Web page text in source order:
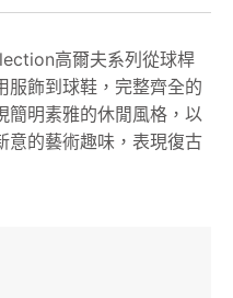
高爾夫系列從球桿
服飾到球鞋，完整齊全的
簡明素雅的休閒風格，以
意的藝術趣味，表現復古